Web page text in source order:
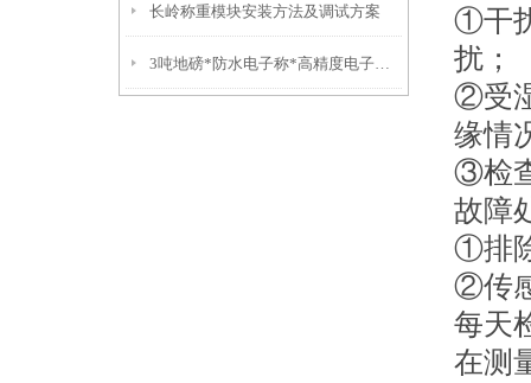
长岭称重模块安装方法及调试方案
3吨地磅*防水电子称*高精度电子称*不锈钢叉车秤
①干
扰；
②受
缘情
③检
故障
①排
②传
每天
在测